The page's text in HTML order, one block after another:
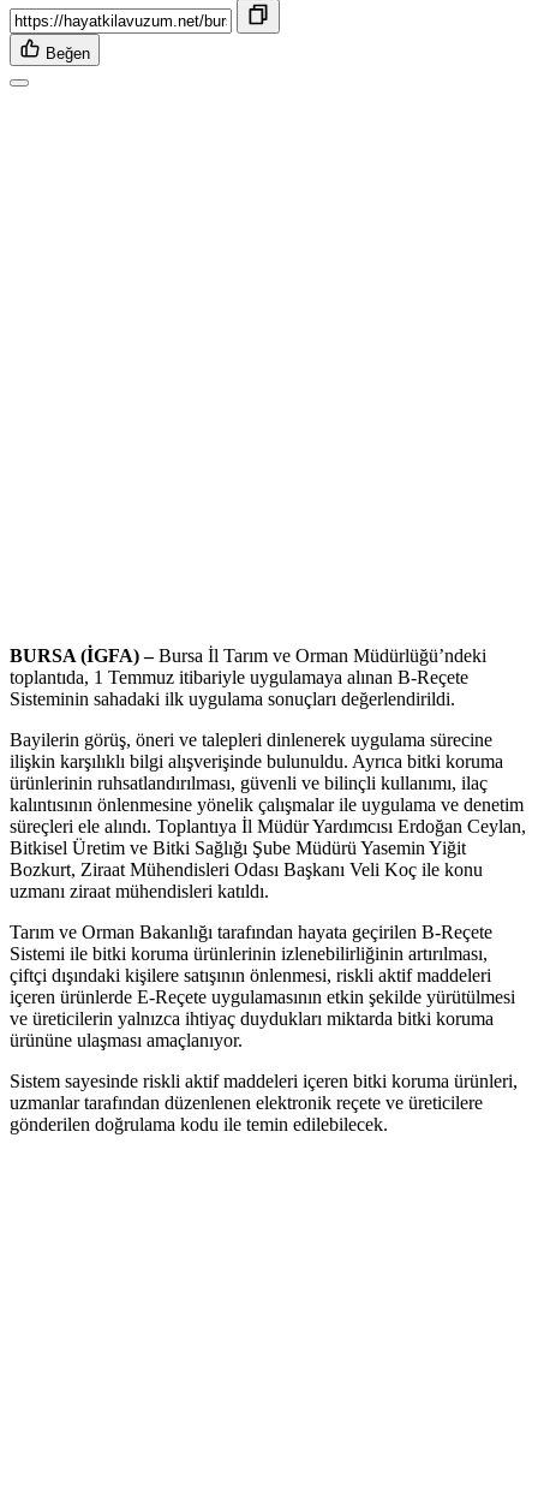
Beğen
BURSA (İGFA) –Bursa İl Tarım ve Orman Müdürlüğü’ndeki
toplantıda, 1 Temmuz itibariyle uygulamaya alınan B-Reçete
Sisteminin sahadaki ilk uygulama sonuçları değerlendirildi.
Bayilerin görüş, öneri ve talepleri dinlenerek uygulama sürecine
ilişkin karşılıklı bilgi alışverişinde bulunuldu. Ayrıca bitki koruma
ürünlerinin ruhsatlandırılması, güvenli ve bilinçli kullanımı, ilaç
kalıntısının önlenmesine yönelik çalışmalar ile uygulama ve denetim
süreçleri ele alındı. Toplantıya İl Müdür Yardımcısı Erdoğan Ceylan,
Bitkisel Üretim ve Bitki Sağlığı Şube Müdürü Yasemin Yiğit
Bozkurt, Ziraat Mühendisleri Odası Başkanı Veli Koç ile konu
uzmanı ziraat mühendisleri katıldı.
Tarım ve Orman Bakanlığı tarafından hayata geçirilen B-Reçete
Sistemi ile bitki koruma ürünlerinin izlenebilirliğinin artırılması,
çiftçi dışındaki kişilere satışının önlenmesi, riskli aktif maddeleri
içeren ürünlerde E-Reçete uygulamasının etkin şekilde yürütülmesi
ve üreticilerin yalnızca ihtiyaç duydukları miktarda bitki koruma
ürününe ulaşması amaçlanıyor.
Sistem sayesinde riskli aktif maddeleri içeren bitki koruma ürünleri,
uzmanlar tarafından düzenlenen elektronik reçete ve üreticilere
gönderilen doğrulama kodu ile temin edilebilecek.